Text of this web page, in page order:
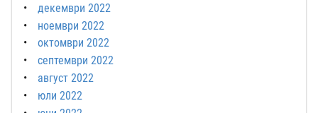
декември 2022
ноември 2022
октомври 2022
септември 2022
август 2022
юли 2022